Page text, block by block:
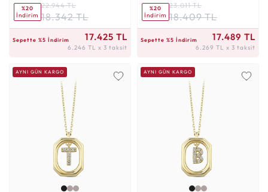
%20
İndirim
22.944 TL
18.342 TL
Sepette %5 İndirim 17.425 TL
6.246 TL x 3 taksit
%20
İndirim
23.011 TL
18.409 TL
Sepette %5 İndirim 17.489 TL
6.269 TL x 3 taksit
AYNI GÜN KARGO AYNI GÜN KARGO